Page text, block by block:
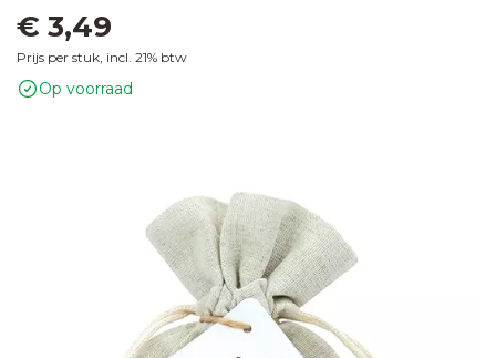
€ 3,49
Prijs per stuk, incl. 21% btw
Op voorraad